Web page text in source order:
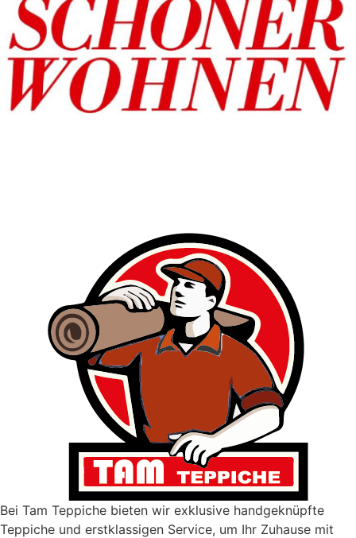
Bei Tam Teppiche bieten wir exklusive handgeknüpfte
Teppiche und erstklassigen Service, um Ihr Zuhause mit